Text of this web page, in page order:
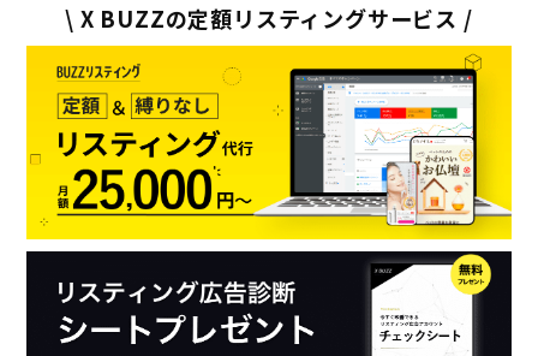
\ X BUZZの定額リスティングサービス /